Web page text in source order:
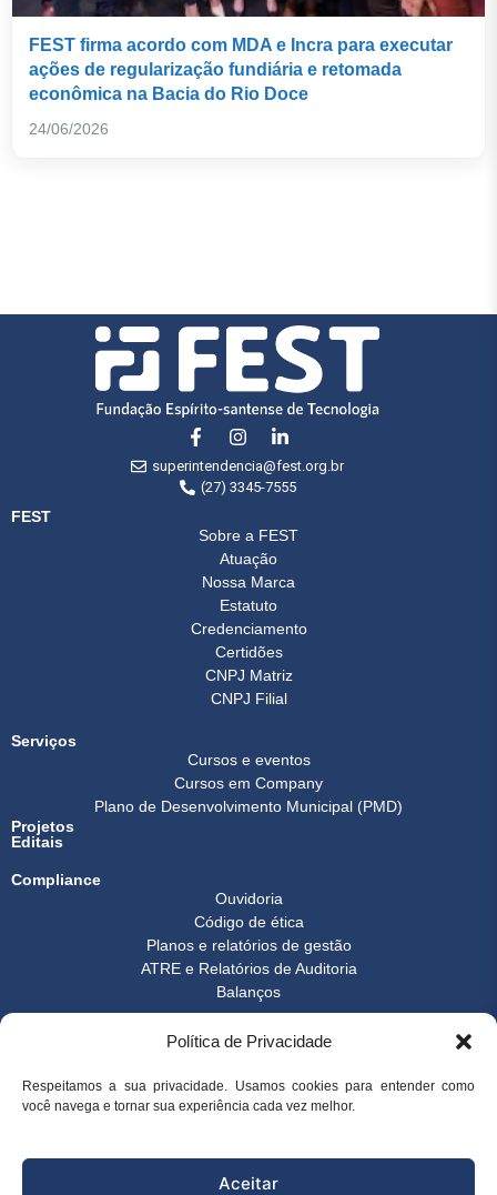
Política de Privacidade
Respeitamos a sua privacidade. Usamos cookies para entender como
você navega e tornar sua experiência cada vez melhor.
Aceitar
FEST firma acordo com MDA e Incra para executar
ações de regularização fundiária e retomada
econômica na Bacia do Rio Doce
24/06/2026
superintendencia@fest.org.br
(27) 3345-7555
FEST
Sobre a FEST
Atuação
Nossa Marca
Estatuto
Credenciamento
Certidões
CNPJ Matriz
CNPJ Filial
Serviços
Cursos e eventos
Cursos em Company
Plano de Desenvolvimento Municipal (PMD)
Projetos
Editais
Compliance
Ouvidoria
Código de ética
Planos e relatórios de gestão
ATRE e Relatórios de Auditoria
Balanços
Boletim FEST
Notícias Gerais
© 2026 FEST - Fundação Espírito-santense de Tecnologia | Desenvolvido
Arco Websites & E-commerce